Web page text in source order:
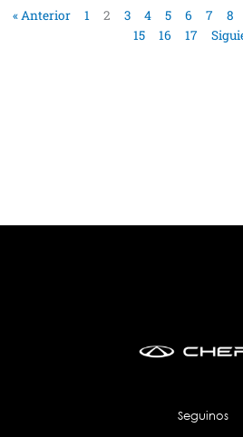
« Anterior 1 2 3 4 5 6 7 8
15
16 17
Seguinos